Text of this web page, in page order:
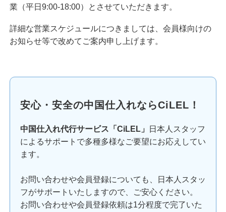
業（平日9:00-18:00）とさせていただきます。
詳細な営業スケジュールにつきましては、会員様向けの
お知らせ等で改めてご案内申し上げます。
安心・安全の中国仕入れならCiLEL！
中国仕入れ代行サービス「CiLEL」
日本人スタッフ
によるサポートで多種多様なご要望にお応えしてい
ます。
お問い合わせや会員登録についても、日本人スタッ
フがサポートいたしますので、ご安心ください。
お問い合わせや会員登録依頼は1分程度で完了いた